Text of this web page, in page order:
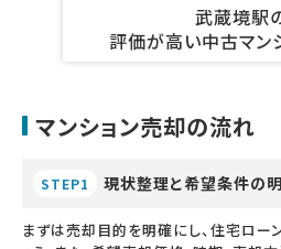
武蔵境駅
評価が高い中古マン
マンション売却の流れ
STEP1 現状整理と希望条件の
まずは売却目的を明確にし、住宅ロー